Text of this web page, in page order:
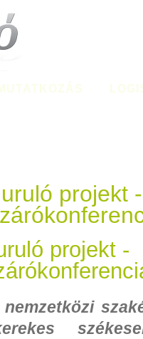
projekt -
projekt -